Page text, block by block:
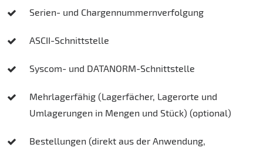
Serien- und Chargennummernverfolgung
ASCII-Schnittstelle
Syscom- und DATANORM-Schnittstelle
Mehrlagerfähig (Lagerfächer, Lagerorte und
Umlagerungen in Mengen und Stück) (optional)
Bestellungen (direkt aus der Anwendung,